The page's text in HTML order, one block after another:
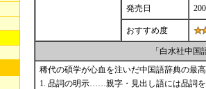
発売日
おすすめ度
「白水社中
稀代の碩学が心血を注いだ中国語辞典の最
1. 品詞の明示……親字・見出し語には品詞